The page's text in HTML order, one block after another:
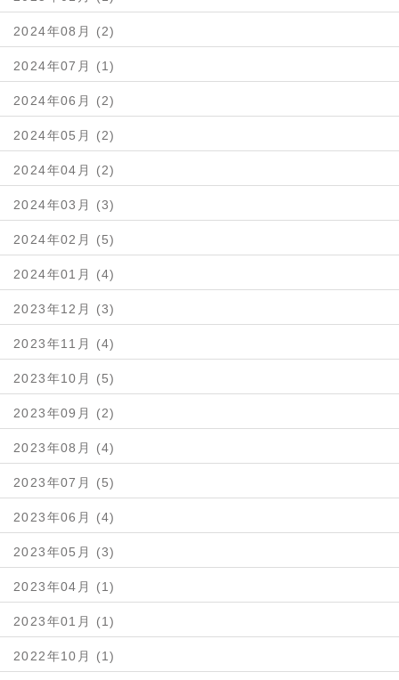
2024年08月 (2)
2024年07月 (1)
2024年06月 (2)
2024年05月 (2)
2024年04月 (2)
2024年03月 (3)
2024年02月 (5)
2024年01月 (4)
2023年12月 (3)
2023年11月 (4)
2023年10月 (5)
2023年09月 (2)
2023年08月 (4)
2023年07月 (5)
2023年06月 (4)
2023年05月 (3)
2023年04月 (1)
2023年01月 (1)
2022年10月 (1)